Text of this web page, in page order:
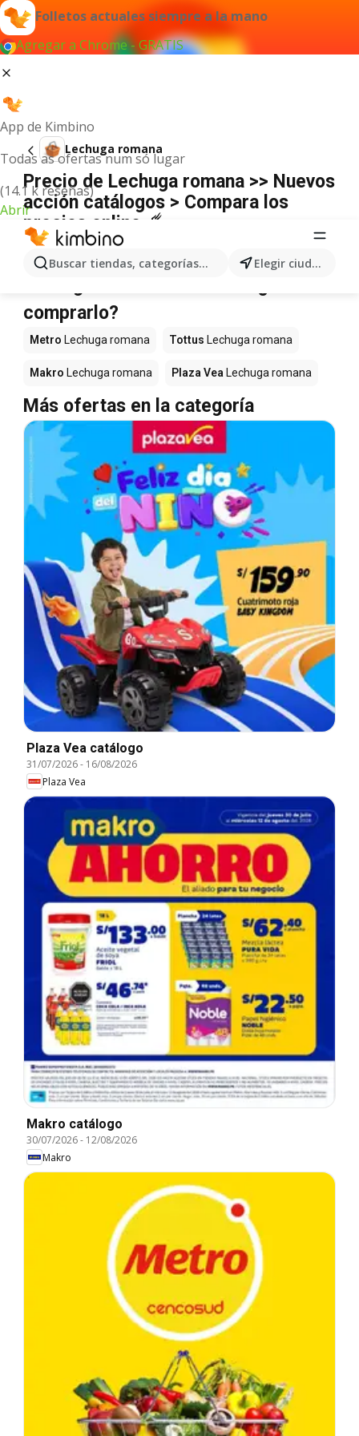
Folletos actuales siempre a la mano
Agregar a Chrome - GRATIS
App de Kimbino
Todas as ofertas num só lugar
(14.1 k reseñas)
Abrir
Buscar tiendas, categorías, productos... Elegir ciudad
Lechuga romana
Precio de Lechuga romana >> Nuevos
acción catálogos > Compara los
precios online ☄️
No hemos encontrado resultados para este
término.
comprarlo?
Metro Lechuga romana Tottus Lechuga romana
Makro Lechuga romana Plaza Vea Lechuga romana
Más ofertas en la categoría
Plaza Vea catálogo
31/07/2026- 16/08/2026
Plaza Vea
Makro catálogo
30/07/2026- 12/08/2026
Makro